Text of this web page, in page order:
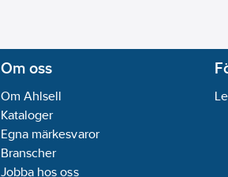
Om oss
Om Ahlsell
Kataloger
Egna märkesvaror
Branscher
Jobba hos oss